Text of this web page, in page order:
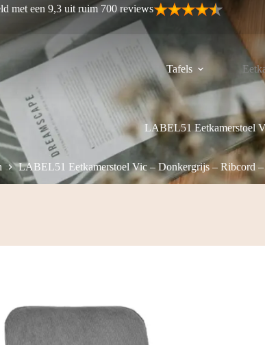
met een 9,3 uit ruim 700 reviews
Tafels
LABEL51 Eetkamerstoel
LABEL51 Eetkamerstoel Vic – Donkergrijs – Ribcord